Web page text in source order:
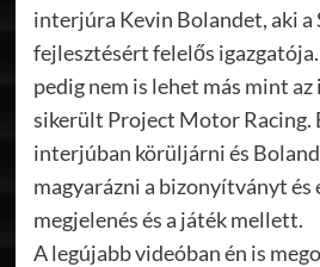
interjúra Kevin Bolandet, aki
fejlesztésért felelős
pedig nem is lehet más mint az
sikerült Project Motor Racing.
interjúban körüljárni és
magyarázni a bizonyítványt és
megjelenés és a játék mellett.
A legújabb videóban én is